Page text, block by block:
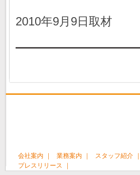
2010年9月9日取材
会社案内 ｜ 業務案内 ｜ スタッフ紹介 ｜
プレスリリース ｜